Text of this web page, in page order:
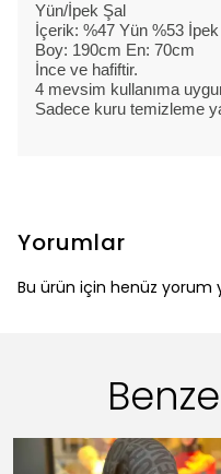
Yün/İpek Şal
İçerik: %47 Yün %53 İpek
Boy: 190cm En: 70cm
İnce ve hafiftir.
4 mevsim kullanıma
Sadece kuru
Bordür
Yorumlar
Bu ürün için henüz yorum